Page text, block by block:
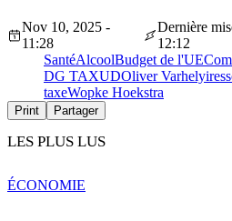
Nov 10, 2025 -
11:28
Dernière
12:12
SantéAlcoolBudget de l'UE
DG TAXUDOliver Varhelyi
taxeWopke Hoekstra
Print Partager
LES PLUS LUS
ÉCONOMIE